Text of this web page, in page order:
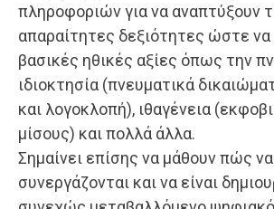
πληροφοριών για να αναπτύξουν
απαραίτητες δεξιότητες ώστε
βασικές ηθικές αξίες όπως την
ιδιοκτησία (πνευματικά
και λογοκλοπή), ιθαγένεια
μίσους) και πολλά άλλα.
Σημαίνει επίσης να μάθουν πώς
συνεργάζονται και να είναι